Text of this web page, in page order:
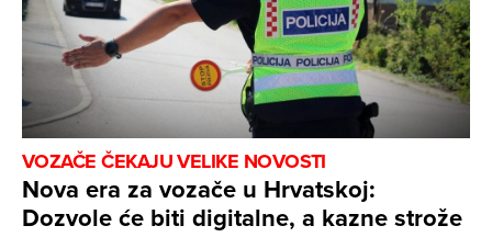
VOZAČE ČEKAJU VELIKE NOVOSTI
Nova era za vozače u Hrvatskoj:
Dozvole će biti digitalne, a kazne strože